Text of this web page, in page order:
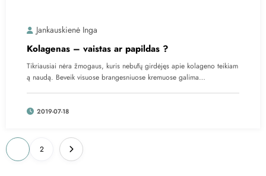
Jankauskienė Inga
Kolagenas – vaistas ar papildas ?
Tikriausiai nėra žmogaus, kuris nebūtų girdėjęs apie kolageno teikiam
ą naudą. Beveik visuose brangesniuose kremuose galima…
2019-07-18
Įrašų
puslapiavimas
2